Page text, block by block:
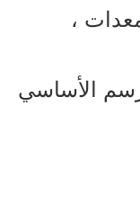
،
الأساسي